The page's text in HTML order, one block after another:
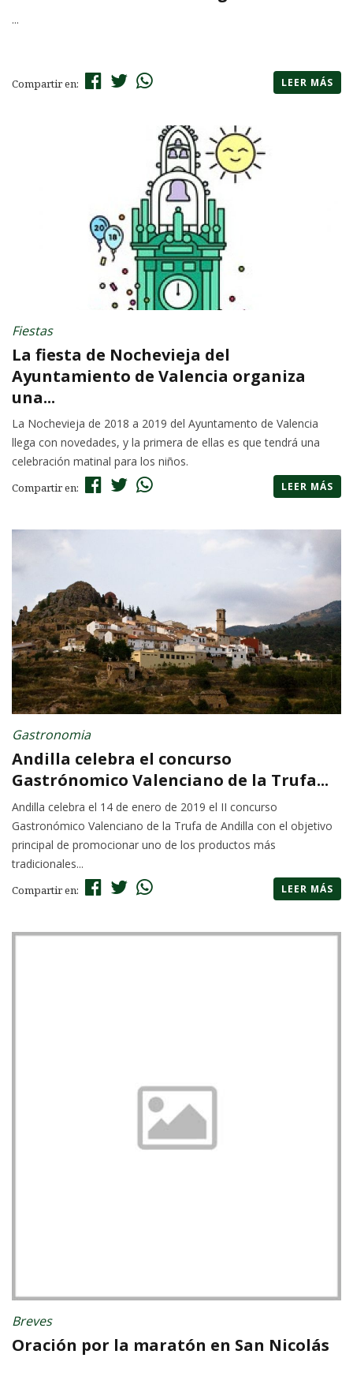
...
Compartir en: LEER MÁS
Fiestas
La fiesta de Nochevieja del
Ayuntamiento de Valencia organiza
una...
La Nochevieja de 2018 a 2019 del Ayuntamento de Valencia
llega con novedades, y la primera de ellas es que tendrá una
celebración matinal para los niños.
Compartir en: LEER MÁS
Gastronomia
Andilla celebra el concurso
Gastrónomico Valenciano de la Trufa...
Andilla celebra el 14 de enero de 2019 el II concurso
Gastronómico Valenciano de la Trufa de Andilla con el objetivo
principal de promocionar uno de los productos más
tradicionales...
Compartir en: LEER MÁS
Breves
Oración por la maratón en San Nicolás